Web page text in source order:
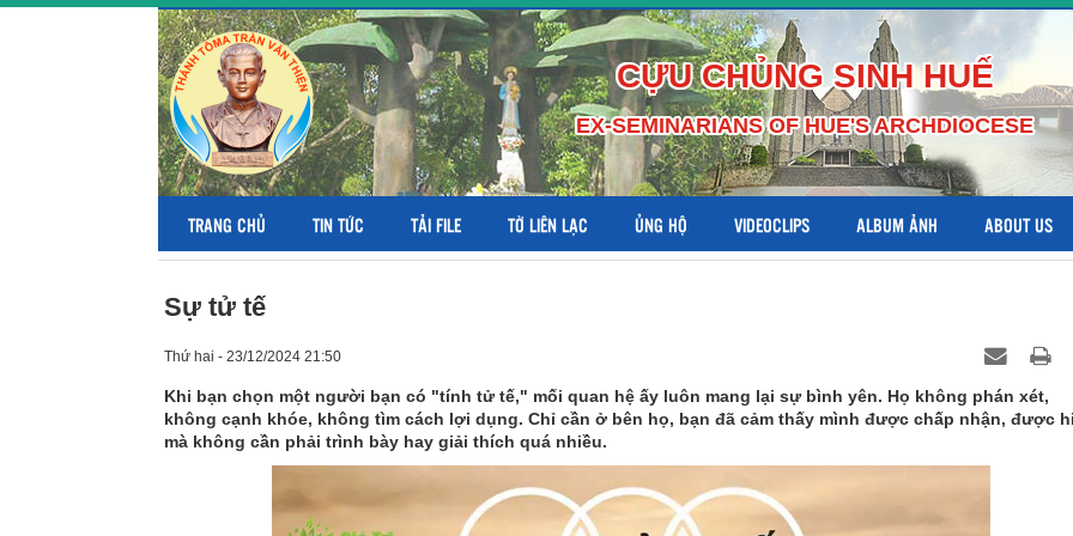
CỰU CHỦNG SINH HUẾ
EX-SEMINARIANS OF HUE'S ARCHDIOCESE
TRANG CHỦ TIN TỨC TẢI FILE TỜ LIÊN LẠC ỦNG HỘ VIDEOCLIPS ALBUM ẢNH ABOUT US
Sự tử tế
Thứ hai - 23/12/2024 21:50
Khi bạn chọn một người bạn có "tính tử tế," mối quan hệ ấy luôn mang lại sự bình yên. Họ không phán xét,
không cạnh khóe, không tìm cách lợi dụng. Chỉ cần ở bên họ, bạn đã cảm thấy mình được chấp nhận, được
mà không cần phải trình bày hay giải thích quá nhiều.